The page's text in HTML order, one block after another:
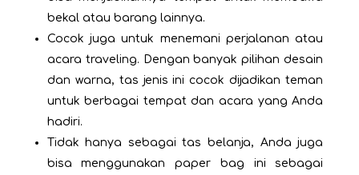
bekal atau barang lainnya.
Cocok juga untuk menemani perjalanan atau
acara traveling. Dengan banyak pilihan desain
dan warna, tas jenis ini cocok dijadikan teman
untuk berbagai tempat dan acara yang Anda
hadiri.
Tidak hanya sebagai tas belanja, Anda juga
bisa menggunakan paper bag ini sebagai